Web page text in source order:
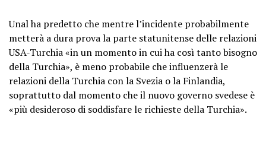
Unal ha predetto che mentre l’incidente probabilmente
metterà a dura prova la parte statunitense delle relazioni
USA-Turchia «in un momento in cui ha così tanto bisogno
della Turchia», è meno probabile che influenzerà le
relazioni della Turchia con la Svezia o la Finlandia,
soprattutto dal momento che il nuovo governo svedese è
«più desideroso di soddisfare le richieste della Turchia».